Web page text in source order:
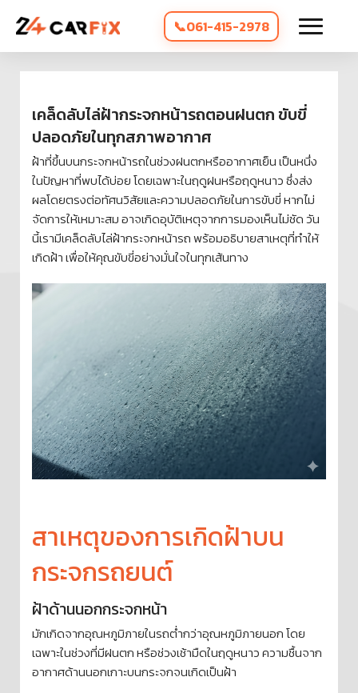
061-415-2978
เคล็ดลับไล่ฝ้ากระจกหน้ารถตอนฝนตก ขับขี่
ปลอดภัยในทุกสภาพอากาศ
ฝ้าที่ขึ้นบนกระจกหน้ารถในช่วงฝนตกหรืออากาศเย็น เป็นหนึ่ง
ในปัญหาที่พบได้บ่อย โดยเฉพาะในฤดูฝนหรือฤดูหนาว ซึ่งส่ง
ผลโดยตรงต่อทัศนวิสัยและความปลอดภัยในการขับขี่ หากไม่
จัดการให้เหมาะสม อาจเกิดอุบัติเหตุจากการมองเห็นไม่ชัด วัน
นี้เรามีเคล็ดลับไล่ฝ้ากระจกหน้ารถ พร้อมอธิบายสาเหตุที่ทำให้
เกิดฝ้า เพื่อให้คุณขับขี่อย่างมั่นใจในทุกเส้นทาง
สาเหตุของการเกิดฝ้าบน
กระจกรถยนต์
ฝ้าด้านนอกกระจกหน้า
มักเกิดจากอุณหภูมิภายในรถต่ำกว่าอุณหภูมิภายนอก โดย
เฉพาะในช่วงที่มีฝนตก หรือช่วงเช้ามืดในฤดูหนาว ความชื้นจาก
อากาศด้านนอกเกาะบนกระจกจนเกิดเป็นฝ้า